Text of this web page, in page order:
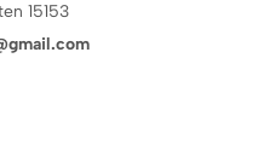
15153